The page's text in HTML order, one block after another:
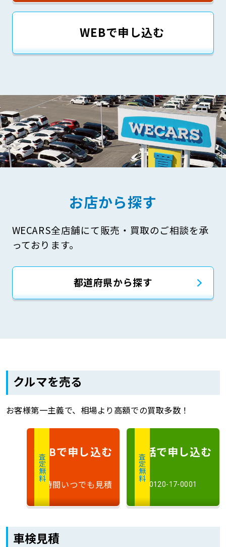
WEBで申し込む
お店から探す
WECARS全店舗にて販売・買取のご相談を承
っております。
都道府県から探す
クルマを売る
お客様第一主義で、相場より高額での買取多数！
査定無料
WEBで申し込む
24時間いつでも見積
査定無料
電話で申し込む
0120-17-0001
車検見積